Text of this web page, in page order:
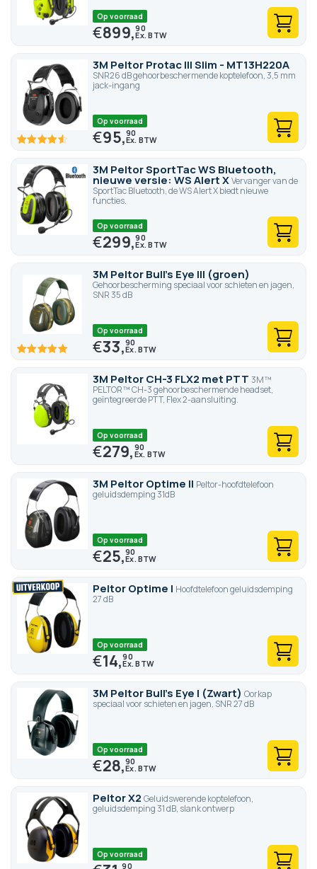
Op voorraad
€899,90
3M Peltor Protac III Slim - MT13H220A
SNR26 dB gehoorbeschermende koptelefoon, 3,5 mm
jack-ingang
91 100
Op voorraad
€95,90
3M Peltor SportTac WS Bluetooth,
nieuwe versie: WS Alert XVervanger van de
SportTac Bluetooth, de WS Alert X biedt nieuwe
functies.
Op voorraad
€299,90
3M Peltor Bull's Eye III (groen)
Gehoorbescherming speciaal voor schieten en jagen,
SNR 35 dB
100 100
Op voorraad
€33,90
3M Peltor CH-3 FLX2 met PTT 3M™
PELTOR™ CH-3 gehoorbeschermende headset,
geïntegreerde PTT, Flex 2-aansluiting.
Op voorraad
€279,90
3M Peltor Optime II Peltor-hoofdtelefoon
geluidsdemping 31dB
Op voorraad
€25,90
Peltor Optime I Hoofdtelefoon geluidsdemping
27 dB
Op voorraad
€14,90
3M Peltor Bull's Eye I (Zwart) Oorkap
speciaal voor schieten en jagen, SNR 27 dB
Op voorraad
€28,90
Peltor X2 Geluidswerende koptelefoon,
geluidsdemping 31 dB, slank ontwerp
Op voorraad
90